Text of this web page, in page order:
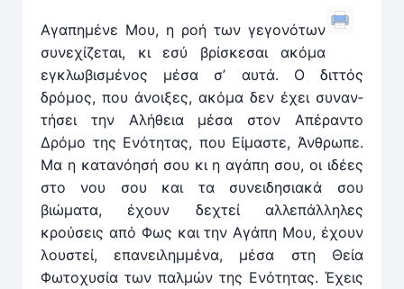
Αγαπημένε Μου, η ροή των γεγονότων
συνεχίζεται, κι εσύ βρίσκεσαι ακόμα
εγκλωβισμένος μέσα σ’ αυτά. Ο διτ­τός
δρόμος, που άνοιξες, ακόμα δεν έχει συναν­
τήσει την Αλήθεια μέσα στον Απέραν­το
Δρόμο της Ενότητας, που Είμαστε, Άνθρωπε.
Μα η κατανόησή σου κι η αγάπη σου, οι ιδέες
στο νου σου και τα συνειδησιακά σου
βιώματα, έχουν δεχτεί αλ­λεπάλ­ληλες
κρούσεις από Φως και την Αγάπη Μου, έχουν
λουστεί, επανειλημ­μένα, μέσα στη Θεία
Φωτοχυσία των παλμών της Ενότητας. Έχεις